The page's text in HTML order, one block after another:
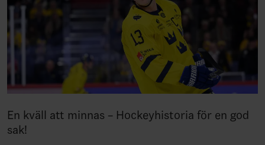
En kväll att minnas – Hockeyhistoria för en god
sak!